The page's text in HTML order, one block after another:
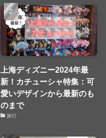
上海ディズニー2024年最
新！カチューシャ特集：可
愛いデザインから最新のも
のまで
旅行